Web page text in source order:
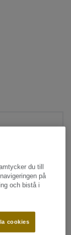
du till
på
och bistå i
cookies